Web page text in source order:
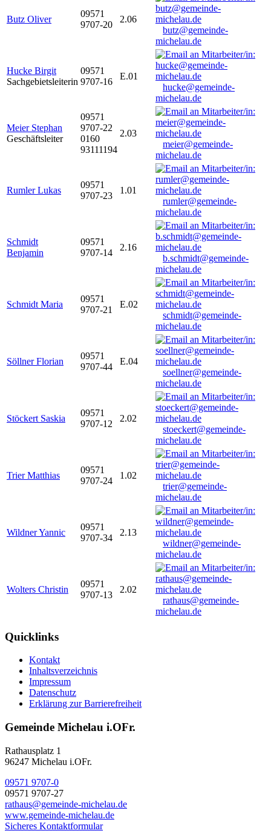
Butz Oliver
09571
9707-20
2.06
butz@gemeinde-
michelau.de
Hucke Birgit
Sachgebietsleiterin
09571
9707-16
E.01
hucke@gemeinde-
michelau.de
Meier Stephan
Geschäftsleiter
09571
9707-22
0160
93111194
2.03
meier@gemeinde-
michelau.de
Rumler Lukas
09571
9707-23
1.01
rumler@gemeinde-
michelau.de
Schmidt
Benjamin
09571
9707-14
2.16
b.schmidt@gemeinde-
michelau.de
Schmidt Maria
09571
9707-21
E.02
schmidt@gemeinde-
michelau.de
Söllner Florian
09571
9707-44
E.04
soellner@gemeinde-
michelau.de
Stöckert Saskia
09571
9707-12
2.02
stoeckert@gemeinde-
michelau.de
Trier Matthias
09571
9707-24
1.02
trier@gemeinde-
michelau.de
Wildner Yannic
09571
9707-34
2.13
wildner@gemeinde-
michelau.de
Wolters Christin
09571
9707-13
2.02
rathaus@gemeinde-
michelau.de
Quicklinks
Kontakt
Inhaltsverzeichnis
Impressum
Datenschutz
Erklärung zur Barrierefreiheit
Gemeinde Michelau i.OFr.
Rathausplatz 1
96247 Michelau i.OFr.
09571 9707-0
09571 9707-27
rathaus@gemeinde-michelau.de
www.gemeinde-michelau.de
Sicheres Kontaktformular